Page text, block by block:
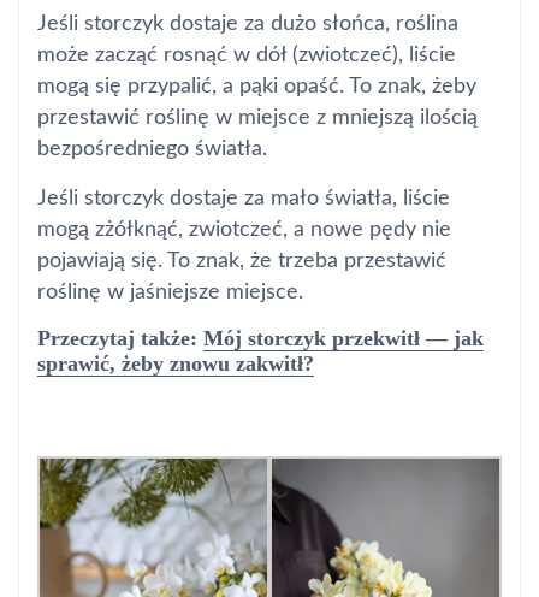
Jeśli storczyk dostaje za dużo słońca, roślina
może zacząć rosnąć w dół (zwiotczeć), liście
mogą się przypalić, a pąki opaść. To znak, żeby
przestawić roślinę w miejsce z mniejszą ilością
bezpośredniego światła.
Jeśli storczyk dostaje za mało światła, liście
mogą zżółknąć, zwiotczeć, a nowe pędy nie
pojawiają się. To znak, że trzeba przestawić
roślinę w jaśniejsze miejsce.
Przeczytaj także: Mój storczyk przekwitł — jak
sprawić, żeby znowu zakwitł?